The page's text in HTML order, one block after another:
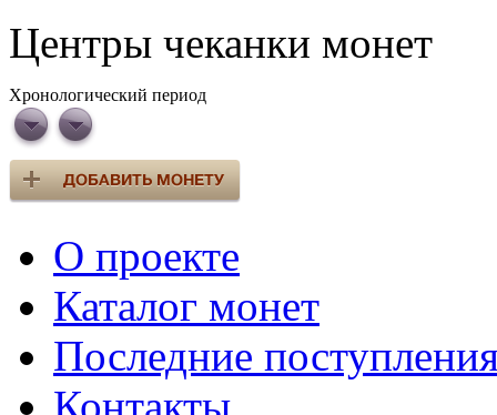
Центры чеканки монет
Хронологический период
О проекте
Каталог монет
Последние